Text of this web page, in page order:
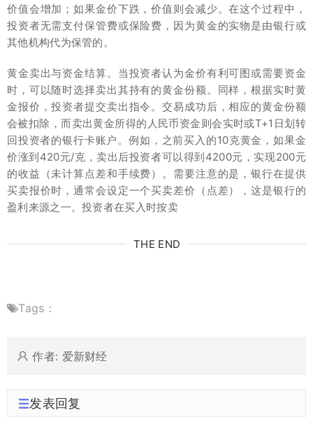
价值会增加；如果金价下跌，价值则会减少。在这个过程中，
投资者无需支付保管费或保险费，因为黄金的实物是由银行或
其他机构代为保管的。
黄金卖出与资金结算。当投资者认为金价有利可图或需要资金
时，可以随时选择卖出其持有的黄金份额。同样，根据实时黄
金报价，投资者提交卖出指令。交易成功后，相应的黄金份额
会被扣除，而卖出黄金所得的人民币资金则会实时或T+1日划转
回投资者的银行卡账户。例如，之前买入的10克黄金，如果金
价涨到420元/克，卖出后投资者可以得到4200元，实现200元
的收益（未计算点差和手续费）。需要注意的是，银行在提供
买卖报价时，通常会设定一个买卖差价（点差），这是银行的
盈利来源之一。投资者在买入时按卖
THE END
Tags：
作者: 爱新财经
发表回复